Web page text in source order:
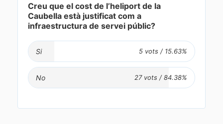
Creu que el cost de l’heliport de la
Caubella està justificat com a
infraestructura de servei públic?
Si
No